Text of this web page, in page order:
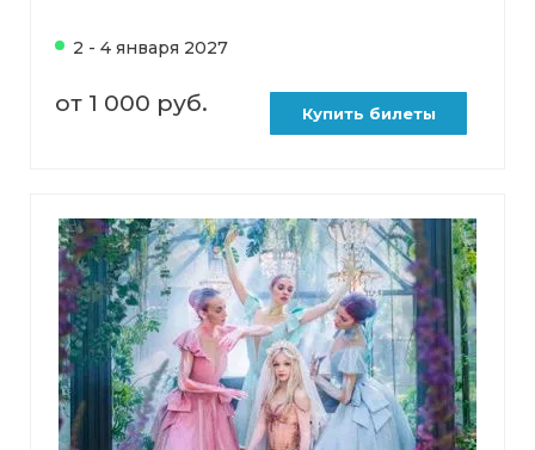
2 - 4 января 2027
от 1 000 руб. Купить билеты